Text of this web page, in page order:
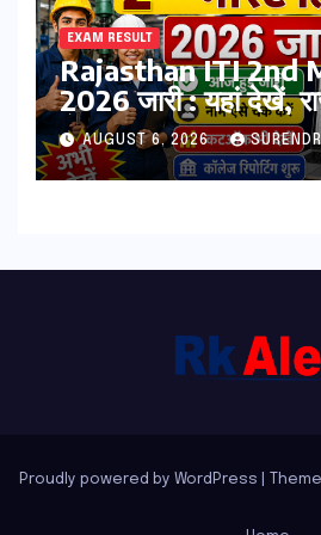
EXAM RESULT
Rajasthan ITI 2nd
2026 जारी : यहां देखें, राजस्थान ITI
सेकंड College
पीडीऍफ़
AUGUST 6, 2026
Proudly powered by WordPress